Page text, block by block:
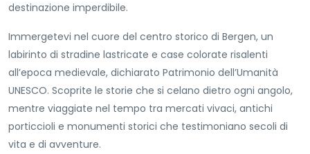
destinazione imperdibile.
Immergetevi nel cuore del centro storico di Bergen, un
labirinto di stradine lastricate e case colorate risalenti
all’epoca medievale, dichiarato Patrimonio dell’Umanità
UNESCO. Scoprite le storie che si celano dietro ogni angolo,
mentre viaggiate nel tempo tra mercati vivaci, antichi
porticcioli e monumenti storici che testimoniano secoli di
vita e di avventure.